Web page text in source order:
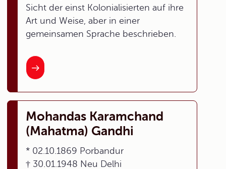
Sicht der einst Kolonialisierten auf ihre
Art und Weise, aber in einer
gemeinsamen Sprache beschrieben.
Mohandas Karamchand
(Mahatma) Gandhi
* 02.10.1869 Porbandur
† 30.01.1948 Neu Delhi